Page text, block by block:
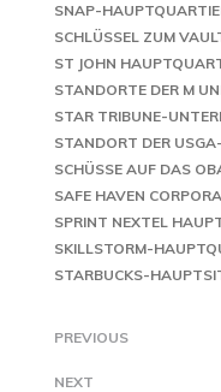
SNAP-
SCHLÜSSEL ZUM
ST JOHN
STANDORTE DER M
STAR TRIBUNE-
STANDORT DER
SCHÜSSE AUF DAS
SAFE HAVEN
SPRINT NEXTEL
SKILLSTORM-
STARBUCKS-
PREVIOUS
NEXT